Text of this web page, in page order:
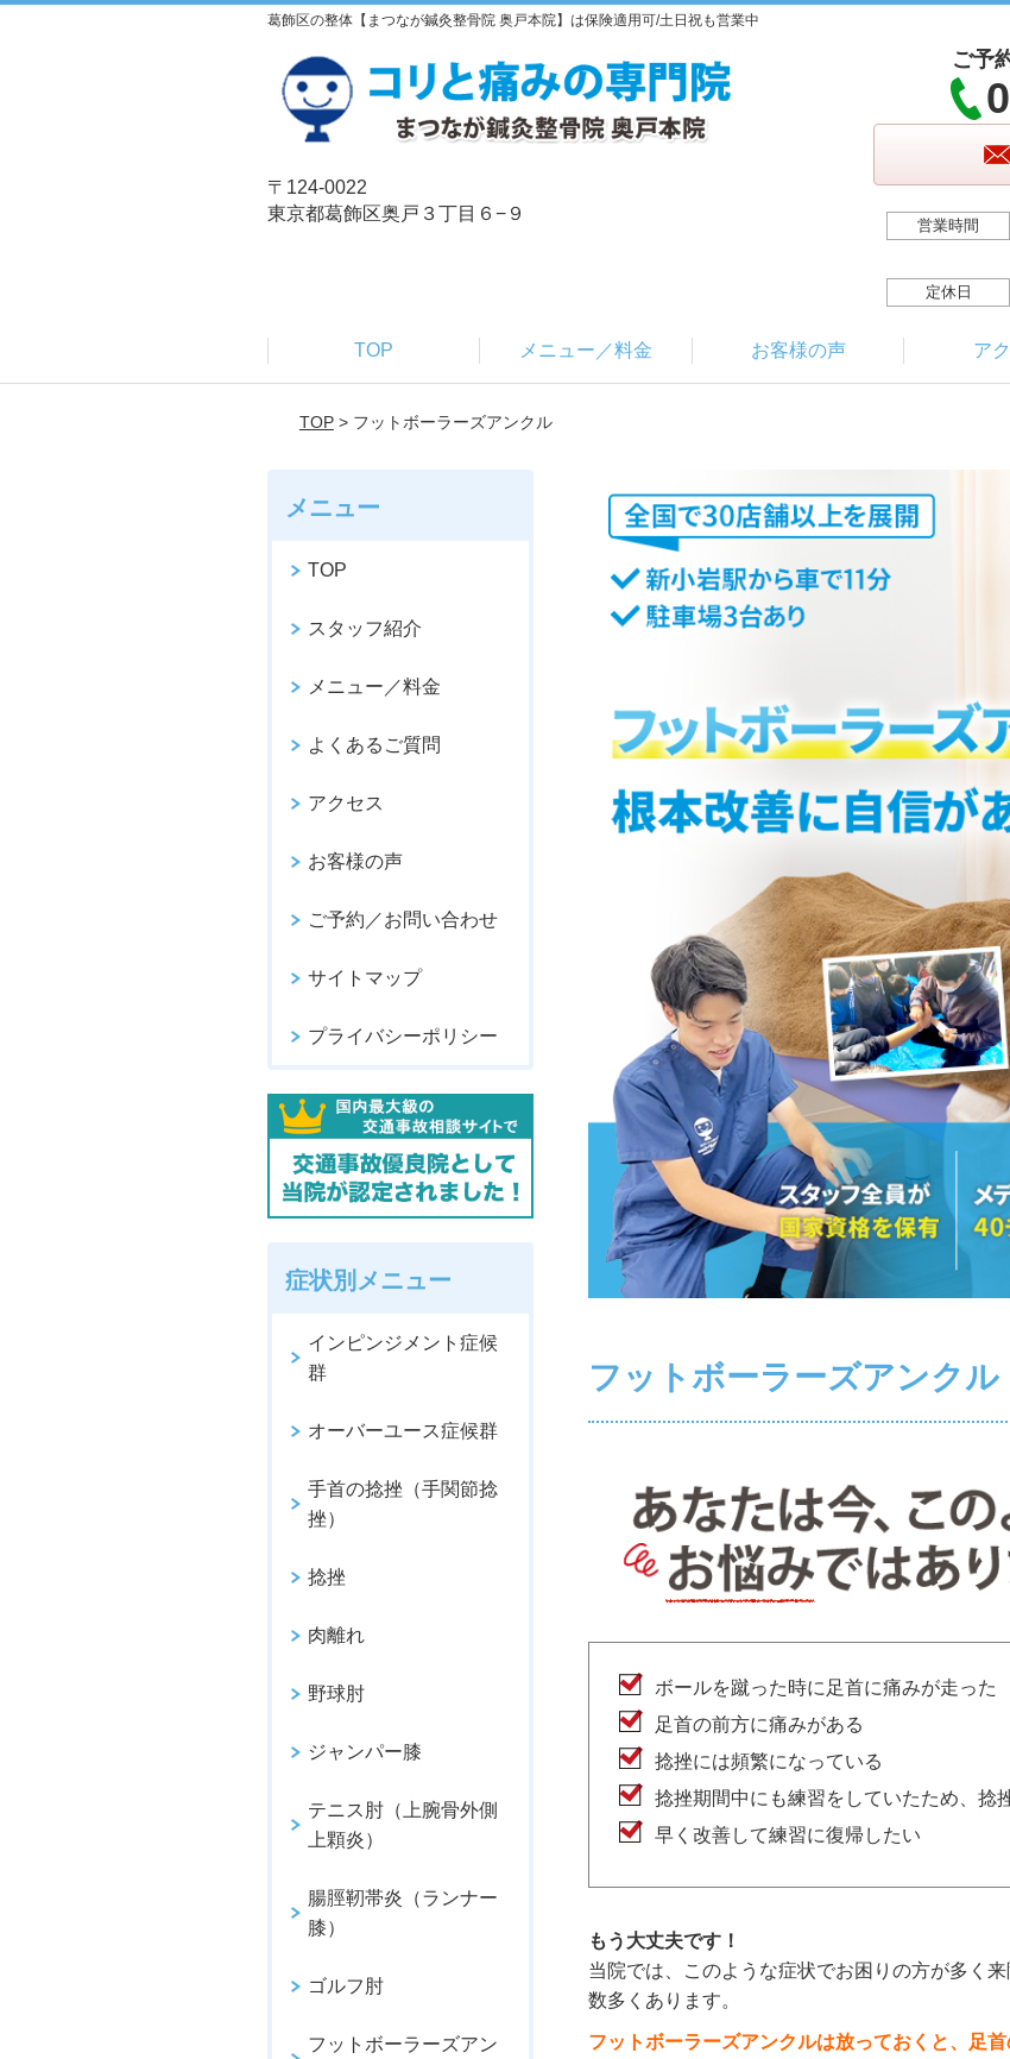
葛飾区の整体【まつなが鍼灸整骨院 奥戸本院】は保険適用可/土日祝も営業中
〒124-0022
東京都葛飾区奥戸３丁目６−９
ご予
営業時間
定休日
TOP メニュー／料金 お客様の声 ア
TOP> フットボーラーズアンクル
フットボーラーズアンクル
ボールを蹴った時に足首に痛みが走った
足首の前方に痛みがある
捻挫には頻繁になっている
捻挫期間中にも練習をしていたため、捻
早く改善して練習に復帰したい
もう大丈夫です！
当院では、このような症状でお困りの方が多く
数多くあります。
フットボーラーズアンクルは放っておくと、足
メニュー
TOP
スタッフ紹介
メニュー／料金
よくあるご質問
アクセス
お客様の声
ご予約／お問い合わせ
サイトマップ
プライバシーポリシー
症状別メニュー
インピンジメント症候
群
オーバーユース症候群
手首の捻挫（手関節捻
挫）
捻挫
肉離れ
野球肘
ジャンパー膝
テニス肘（上腕骨外側
上顆炎）
腸脛靭帯炎（ランナー
膝）
ゴルフ肘
フットボーラーズアン